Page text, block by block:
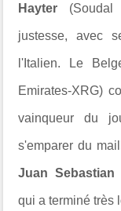
Hayter (Soudal
justesse, avec
l'Italien. Le
Emirates-XRG)
vainqueur du
s'emparer du
Juan Sebastian
qui a terminé très